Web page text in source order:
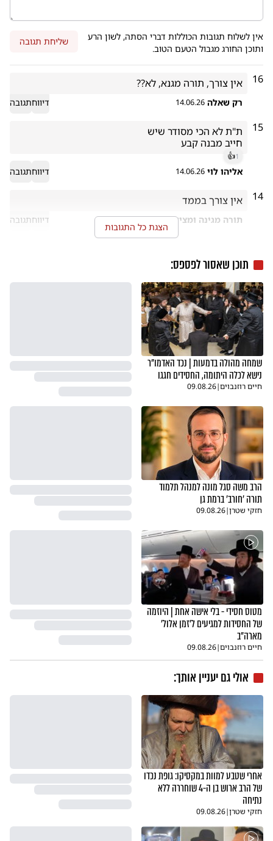
אין לשלוח תגובות הכוללות דברי הסתה, לשון הרע
ותוכן החורג מגבול הטעם הטוב.
שליחת תגובה
16 אין צורך, תורה מגנא, לא??
רק שאלה 14.06.26 דיווחתגובה
15
חייב מבנה קבע
👍1
אליהו לוי 14.06.26 דיווחתגובה
14 אין צורך בממד
תורה מגינה ומצילה 14.06.26 דיווחתגובה
הצגת כל התגובות
תוכן שאסור לפספס:
שמחה מהולה בדמעות | נכד האדמו"ר
נישא לכלה היתומה, החסידים חגגו
חיים רוזנבוים|
09.08.26
הרב משה סגל מונה למנהל תלמוד
תורה 'חורב' ברמת גן
חזקי שטרן|
09.08.26
מטוס חסידי - בלי אישה אחת | היוזמה
של החסידות למגיעים ל'זמן אלול'
מארה"ב
חיים רוזנבוים|
09.08.26
אולי גם יעניין אותך:
אחרי שטבע למוות במקסיקו: גופת נכדו
של הרב ארוש בן ה-4 שוחררה ללא
נתיחה
חזקי שטרן|
09.08.26